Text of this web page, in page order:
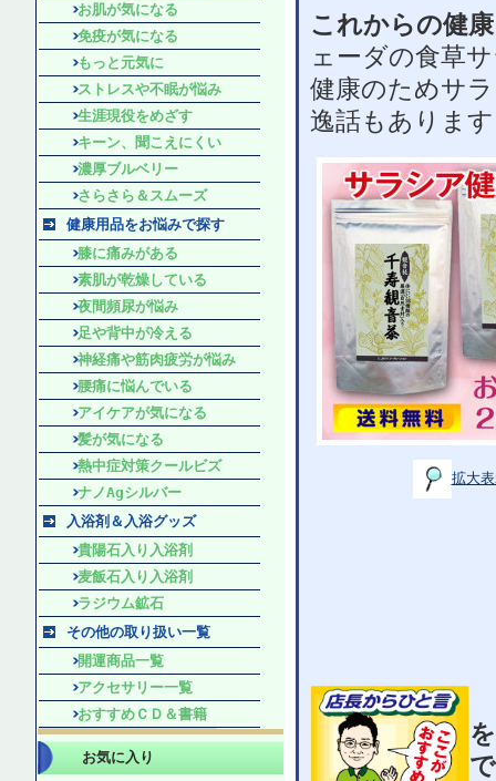
お肌が気になる
免疫が気になる
もっと元気に
ストレスや不眠が悩み
生涯現役をめざす
キーン、聞こえにくい
濃厚ブルベリー
さらさら＆スムーズ
健康用品をお悩みで探す
膝に痛みがある
素肌が乾燥している
夜間頻尿が悩み
足や背中が冷える
神経痛や筋肉疲労が悩み
腰痛に悩んでいる
アイケアが気になる
髪が気になる
熱中症対策クールビズ
ナノAgシルバー
入浴剤＆入浴グッズ
貴陽石入り入浴剤
麦飯石入り入浴剤
ラジウム鉱石
その他の取り扱い一覧
開運商品一覧
アクセサリー一覧
おすすめＣＤ＆書籍
お気に入り
これからの健
ェーダの食草
健康のためサ
逸話もありま
拡大